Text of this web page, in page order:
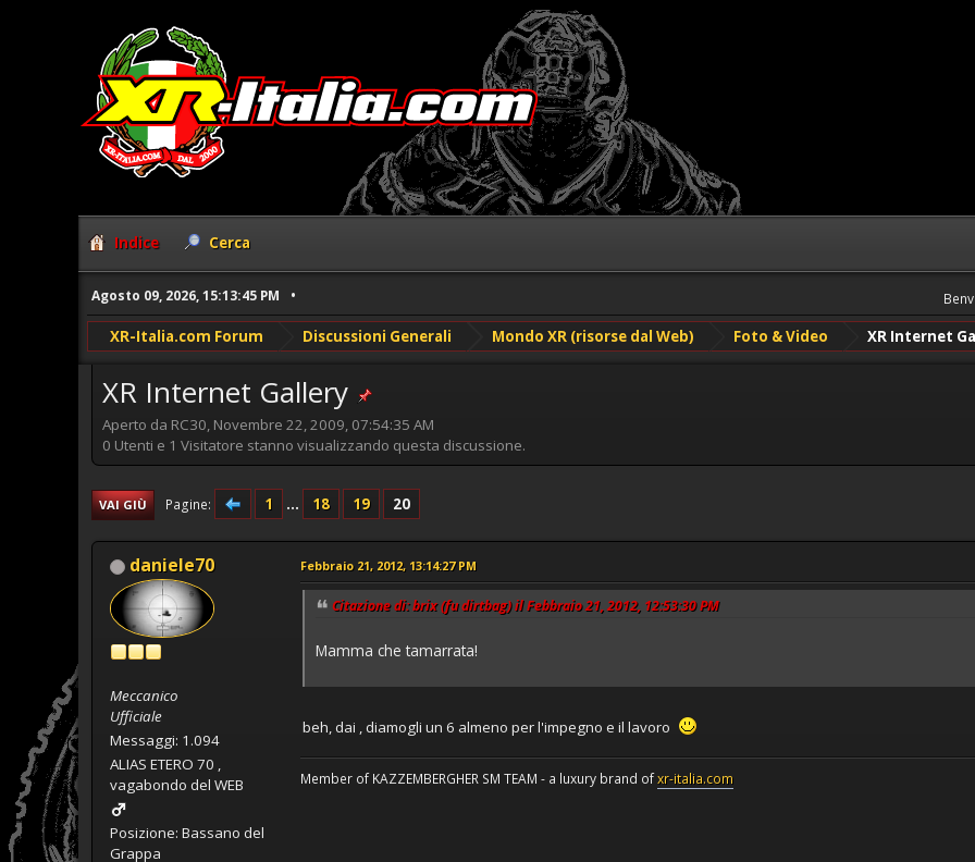
Indice Cerca
Agosto 09, 2026, 15:13:45 PM
XR-Italia.com Forum Discussioni Generali Mondo XR (risorse dal Web) Foto & Video XR Internet
XR Internet Gallery
Aperto da RC30, Novembre 22, 2009, 07:54:35 AM
0 Utenti e 1 Visitatore stanno visualizzando questa discussione.
VAI GIÙ Pagine 1 ... 18 19 20
daniele70
Meccanico
Ufficiale
Messaggi: 1.094
ALIAS ETERO 70 ,
vagabondo del WEB
Posizione: Bassano del
Grappa
Febbraio 21, 2012, 13:14:27 PM
Citazione di: brix (fu dirtbag) il Febbraio 21, 2012, 12:53:30 PM
Mamma che tamarrata!
beh, dai , diamogli un 6 almeno per l'impegno e il lavoro
Member of KAZZEMBERGHER SM TEAM - a luxury brand ofxr-italia.com